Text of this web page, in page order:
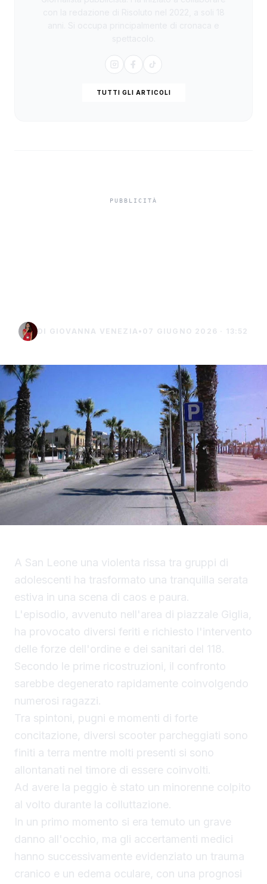
TUTTI GLI ARTICOLI
DI GIOVANNA VENEZIA • 07 GIUGNO 2026 · 13:52
A San Leone una violenta rissa tra gruppi di
adolescenti ha trasformato una tranquilla serata
estiva in una scena di caos e paura.
L'episodio, avvenuto nell'area di piazzale Giglia,
ha provocato diversi feriti e richiesto l'intervento
delle forze dell'ordine e dei sanitari del 118.
Secondo le prime ricostruzioni, il confronto
sarebbe degenerato rapidamente coinvolgendo
numerosi ragazzi.
Tra spintoni, pugni e momenti di forte
concitazione, diversi scooter parcheggiati sono
finiti a terra mentre molti presenti si sono
allontanati nel timore di essere coinvolti.
Ad avere la peggio è stato un minorenne colpito
al volto durante la colluttazione.
In un primo momento si era temuto un grave
danno all'occhio, ma gli accertamenti medici
hanno successivamente evidenziato un trauma
cranico e un edema oculare, con una prognosi